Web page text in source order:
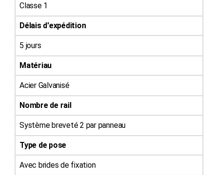
Classe 1
Délais d'expédition
5 jours
Matériau
Acier Galvanisé
Nombre de rail
Système breveté 2 par panneau
Type de pose
Avec brides de fixation